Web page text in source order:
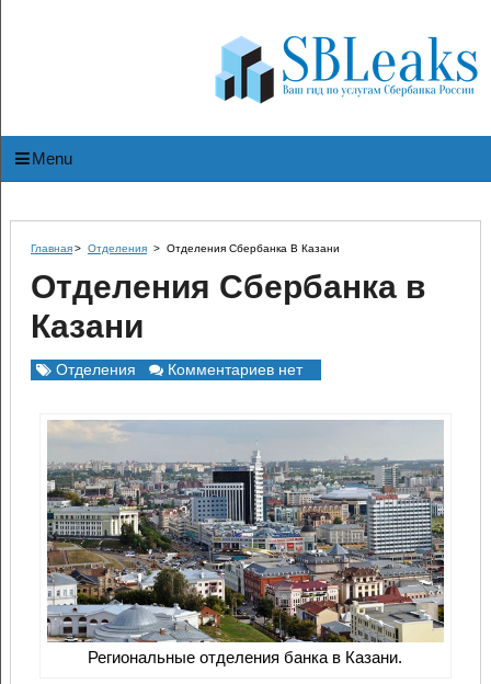
Menu
Главная> Отделения > Отделения Сбербанка В Казани
Отделения Сбербанка в
Казани
Отделения Комментариев нет
Региональные отделения банка в Казани.